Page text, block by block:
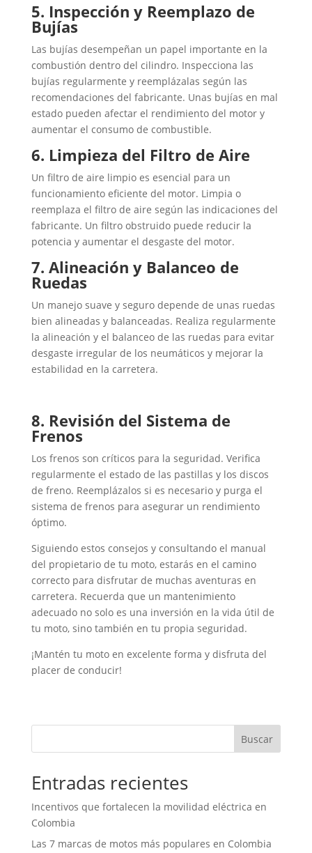
5. Inspección y Reemplazo de
Bujías
Las bujías desempeñan un papel importante en la
combustión dentro del cilindro. Inspecciona las
bujías regularmente y reemplázalas según las
recomendaciones del fabricante. Unas bujías en mal
estado pueden afectar el rendimiento del motor y
aumentar el consumo de combustible.
6. Limpieza del Filtro de Aire
Un filtro de aire limpio es esencial para un
funcionamiento eficiente del motor. Limpia o
reemplaza el filtro de aire según las indicaciones del
fabricante. Un filtro obstruido puede reducir la
potencia y aumentar el desgaste del motor.
7. Alineación y Balanceo de
Ruedas
Un manejo suave y seguro depende de unas ruedas
bien alineadas y balanceadas. Realiza regularmente
la alineación y el balanceo de las ruedas para evitar
desgaste irregular de los neumáticos y mejorar la
estabilidad en la carretera.
8. Revisión del Sistema de
Frenos
Los frenos son críticos para la seguridad. Verifica
regularmente el estado de las pastillas y los discos
de freno. Reemplázalos si es necesario y purga el
sistema de frenos para asegurar un rendimiento
óptimo.
Siguiendo estos consejos y consultando el manual
del propietario de tu moto, estarás en el camino
correcto para disfrutar de muchas aventuras en
carretera. Recuerda que un mantenimiento
adecuado no solo es una inversión en la vida útil de
tu moto, sino también en tu propia seguridad.
¡Mantén tu moto en excelente forma y disfruta del
placer de conducir!
Buscar
Entradas recientes
Incentivos que fortalecen la movilidad eléctrica en
Colombia
Las 7 marcas de motos más populares en Colombia